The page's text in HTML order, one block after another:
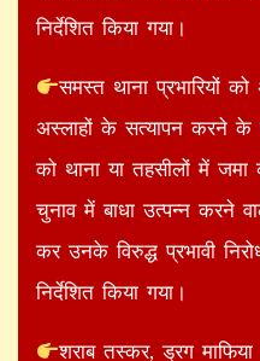
निर्देशित किया गया।
समस्त थाना प्रभारियों को
अस्लाहों के सत्यापन करने के
को थाना या तहसीलों में जमा
चुनाव में बाधा उत्पन्न करने
कर उनके विरुद्ध प्रभावी
निर्देशित किया गया।
शराब तस्कर, ड्रग माफिया